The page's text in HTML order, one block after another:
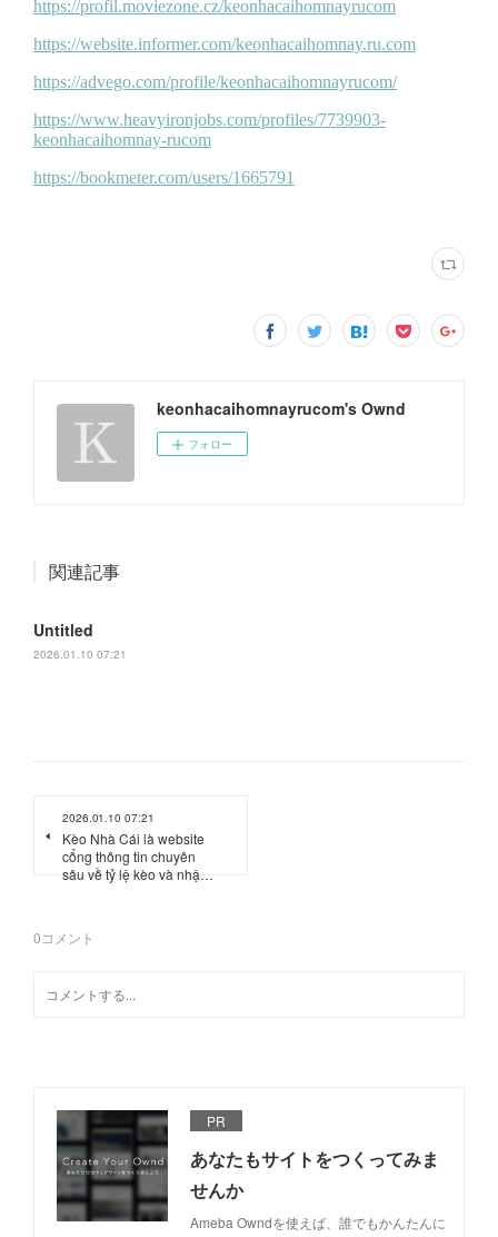
keonhacaihomnayrucom's Ownd
フォロー
関連記事
Untitled
2026.01.10 07:21
2026.01.10 07:21
Kèo Nhà Cái là website
cổng thông tin chuyên
sâu về tỷ lệ kèo và nhậ…
0コメント
PR
あなたもサイトをつくってみま
せんか
Ameba Owndを使えば、誰でもかんたんに